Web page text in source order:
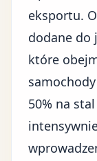
eksportu.
dodane do
które
50% na